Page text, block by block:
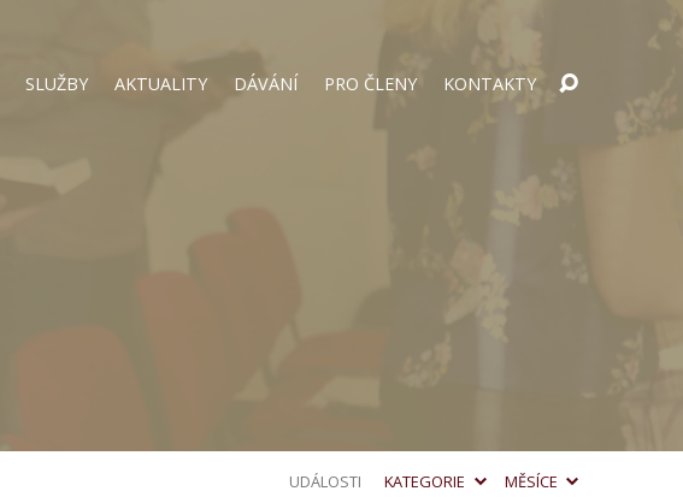
SLUŽBY AKTUALITY DÁVÁNÍ PRO ČLENY KONTAKTY
UDÁLOSTI KATEGORIE MĚSÍCE